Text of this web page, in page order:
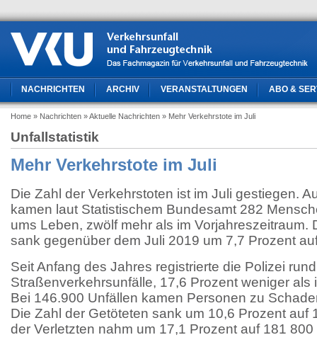
NACHRICHTEN ARCHIV VERANSTALTUNGEN ABO &
Home » Nachrichten » Aktuelle Nachrichten » Mehr Verkehrstote im Juli
Unfallstatistik
Mehr Verkehrstote im Juli
Die Zahl der Verkehrstoten ist im Juli gestiegen.
kamen laut Statistischem Bundesamt 282
ums Leben, zwölf mehr als im Vorjahreszeitraum.
sank gegenüber dem Juli 2019 um 7,7 Prozent
Seit Anfang des Jahres registrierte die Polizei
Straßenverkehrsunfälle, 17,6 Prozent weniger als
Bei 146.900 Unfällen kamen Personen zu
Die Zahl der Getöteten sank um 10,6 Prozent auf
der Verletzten nahm um 17,1 Prozent auf 181 800